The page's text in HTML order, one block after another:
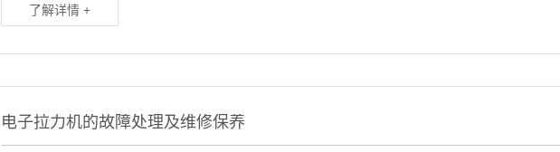
了解详情 +
电子拉力机的故障处理及维修保养